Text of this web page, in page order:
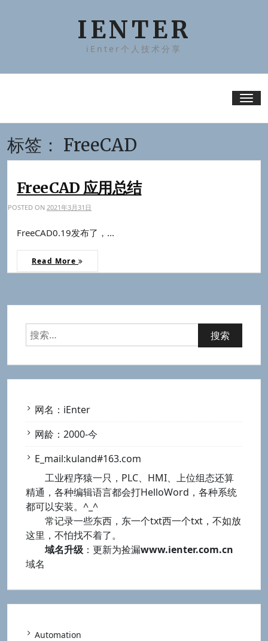
IENTER
iEnter个人技术分享
标签： FreeCAD
FreeCAD 应用总结
POSTED ON 2021年3月31日
FreeCAD0.19发布了，...
Read More
搜
索：
网名：iEnter
网龄：2000-今
E_mail:kuland#163.com
工业程序猿一只，PLC、HMI、上位组态还算
精通，各种编辑语言都会打HelloWord，各种系统
都可以安装。^_^
常记录一些东西，东一个txt西一个txt，不如放
这里，不怕找不着了。
域名升级 ：更新为捡漏www.ienter.com.cn
域名
Automation